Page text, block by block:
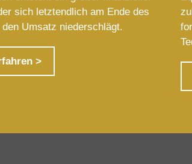
sich letztendlich am Ende des
Umsatz niederschlägt.
>